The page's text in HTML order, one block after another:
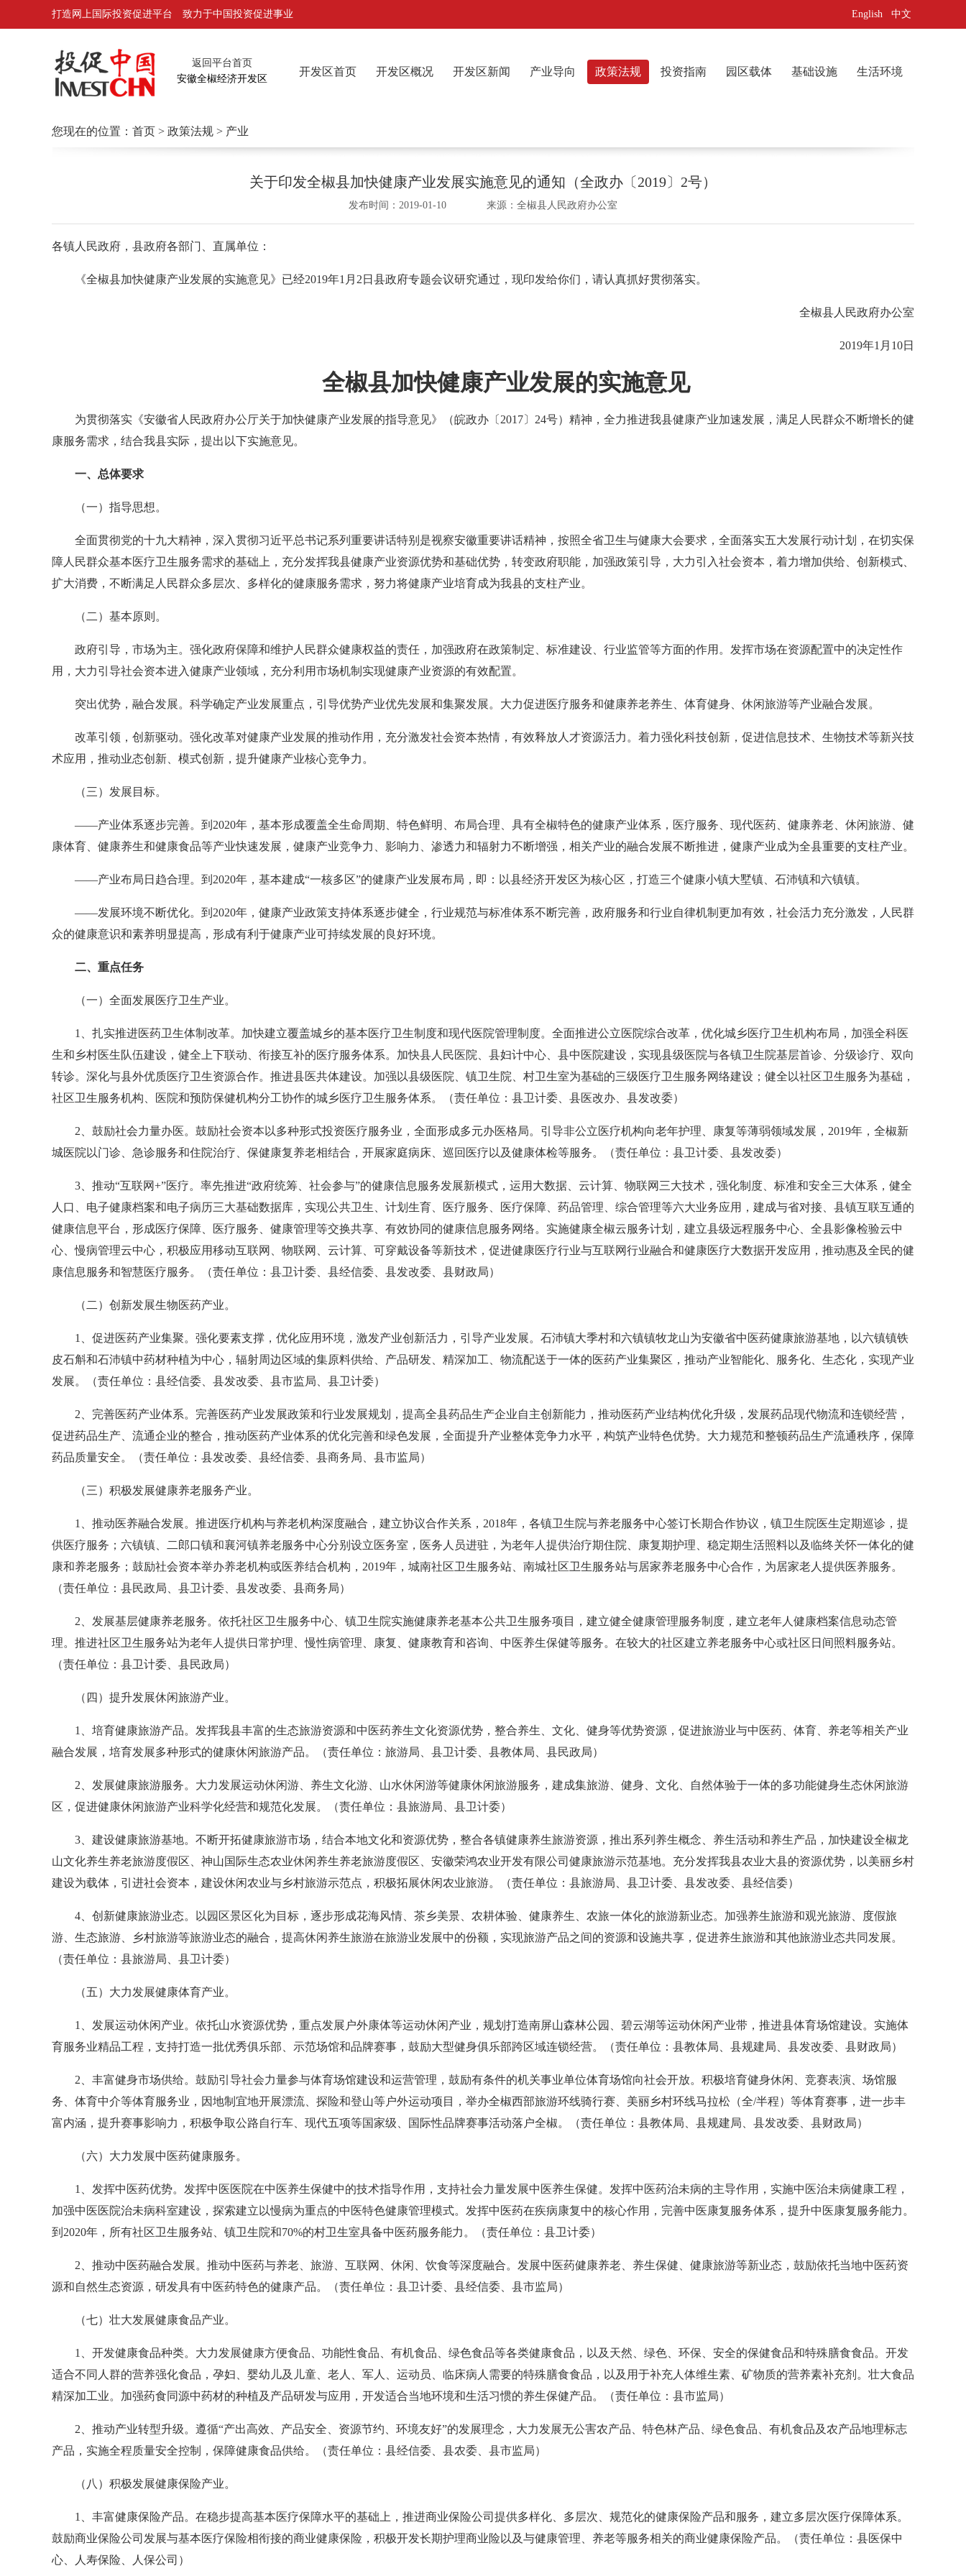
打造网上国际投资促进平台 致力于中国投资促进事业 English 中文
返回平台首页
安徽全椒经济开发区
开发区首页 开发区概况 开发区新闻 产业导向 政策法规 投资指南 园区载体 基础设施 生活环境
您现在的位置： 首页 > 政策法规 > 产业
关于印发全椒县加快健康产业发展实施意见的通知（全政办〔2019〕2号）
发布时间：2019-01-10 来源：全椒县人民政府办公室
各镇人民政府，县政府各部门、直属单位：
《全椒县加快健康产业发展的实施意见》已经2019年1月2日县政府专题会议研究通过，现印发给你们，请认真抓好贯彻落实。
全椒县人民政府办公室
2019年1月10日
全椒县加快健康产业发展的实施意见
为贯彻落实《安徽省人民政府办公厅关于加快健康产业发展的指导意见》（皖政办〔2017〕24号）精神，全力推进我县健康产业加速发展，满足人民群众不断增长的健
康服务需求，结合我县实际，提出以下实施意见。
一、总体要求
（一）指导思想。
全面贯彻党的十九大精神，深入贯彻习近平总书记系列重要讲话特别是视察安徽重要讲话精神，按照全省卫生与健康大会要求，全面落实五大发展行动计划，在切实保
障人民群众基本医疗卫生服务需求的基础上，充分发挥我县健康产业资源优势和基础优势，转变政府职能，加强政策引导，大力引入社会资本，着力增加供给、创新模式、
扩大消费，不断满足人民群众多层次、多样化的健康服务需求，努力将健康产业培育成为我县的支柱产业。
（二）基本原则。
政府引导，市场为主。强化政府保障和维护人民群众健康权益的责任，加强政府在政策制定、标准建设、行业监管等方面的作用。发挥市场在资源配置中的决定性作
用，大力引导社会资本进入健康产业领域，充分利用市场机制实现健康产业资源的有效配置。
突出优势，融合发展。科学确定产业发展重点，引导优势产业优先发展和集聚发展。大力促进医疗服务和健康养老养生、体育健身、休闲旅游等产业融合发展。
改革引领，创新驱动。强化改革对健康产业发展的推动作用，充分激发社会资本热情，有效释放人才资源活力。着力强化科技创新，促进信息技术、生物技术等新兴技
术应用，推动业态创新、模式创新，提升健康产业核心竞争力。
（三）发展目标。
——产业体系逐步完善。到2020年，基本形成覆盖全生命周期、特色鲜明、布局合理、具有全椒特色的健康产业体系，医疗服务、现代医药、健康养老、休闲旅游、健
康体育、健康养生和健康食品等产业快速发展，健康产业竞争力、影响力、渗透力和辐射力不断增强，相关产业的融合发展不断推进，健康产业成为全县重要的支柱产业。
——产业布局日趋合理。到2020年，基本建成“一核多区”的健康产业发展布局，即：以县经济开发区为核心区，打造三个健康小镇大墅镇、石沛镇和六镇镇。
——发展环境不断优化。到2020年，健康产业政策支持体系逐步健全，行业规范与标准体系不断完善，政府服务和行业自律机制更加有效，社会活力充分激发，人民群
众的健康意识和素养明显提高，形成有利于健康产业可持续发展的良好环境。
二、重点任务
（一）全面发展医疗卫生产业。
1、扎实推进医药卫生体制改革。加快建立覆盖城乡的基本医疗卫生制度和现代医院管理制度。全面推进公立医院综合改革，优化城乡医疗卫生机构布局，加强全科医
生和乡村医生队伍建设，健全上下联动、衔接互补的医疗服务体系。加快县人民医院、县妇计中心、县中医院建设，实现县级医院与各镇卫生院基层首诊、分级诊疗、双向
转诊。深化与县外优质医疗卫生资源合作。推进县医共体建设。加强以县级医院、镇卫生院、村卫生室为基础的三级医疗卫生服务网络建设；健全以社区卫生服务为基础，
社区卫生服务机构、医院和预防保健机构分工协作的城乡医疗卫生服务体系。（责任单位：县卫计委、县医改办、县发改委）
2、鼓励社会力量办医。鼓励社会资本以多种形式投资医疗服务业，全面形成多元办医格局。引导非公立医疗机构向老年护理、康复等薄弱领域发展，2019年，全椒新
城医院以门诊、急诊服务和住院治疗、保健康复养老相结合，开展家庭病床、巡回医疗以及健康体检等服务。（责任单位：县卫计委、县发改委）
3、推动“互联网+”医疗。率先推进“政府统筹、社会参与”的健康信息服务发展新模式，运用大数据、云计算、物联网三大技术，强化制度、标准和安全三大体系，健全
人口、电子健康档案和电子病历三大基础数据库，实现公共卫生、计划生育、医疗服务、医疗保障、药品管理、综合管理等六大业务应用，建成与省对接、县镇互联互通的
健康信息平台，形成医疗保障、医疗服务、健康管理等交换共享、有效协同的健康信息服务网络。实施健康全椒云服务计划，建立县级远程服务中心、全县影像检验云中
心、慢病管理云中心，积极应用移动互联网、物联网、云计算、可穿戴设备等新技术，促进健康医疗行业与互联网行业融合和健康医疗大数据开发应用，推动惠及全民的健
康信息服务和智慧医疗服务。（责任单位：县卫计委、县经信委、县发改委、县财政局）
（二）创新发展生物医药产业。
1、促进医药产业集聚。强化要素支撑，优化应用环境，激发产业创新活力，引导产业发展。石沛镇大季村和六镇镇牧龙山为安徽省中医药健康旅游基地，以六镇镇铁
皮石斛和石沛镇中药材种植为中心，辐射周边区域的集原料供给、产品研发、精深加工、物流配送于一体的医药产业集聚区，推动产业智能化、服务化、生态化，实现产业
发展。（责任单位：县经信委、县发改委、县市监局、县卫计委）
2、完善医药产业体系。完善医药产业发展政策和行业发展规划，提高全县药品生产企业自主创新能力，推动医药产业结构优化升级，发展药品现代物流和连锁经营，
促进药品生产、流通企业的整合，推动医药产业体系的优化完善和绿色发展，全面提升产业整体竞争力水平，构筑产业特色优势。大力规范和整顿药品生产流通秩序，保障
药品质量安全。（责任单位：县发改委、县经信委、县商务局、县市监局）
（三）积极发展健康养老服务产业。
1、推动医养融合发展。推进医疗机构与养老机构深度融合，建立协议合作关系，2018年，各镇卫生院与养老服务中心签订长期合作协议，镇卫生院医生定期巡诊，提
供医疗服务；六镇镇、二郎口镇和襄河镇养老服务中心分别设立医务室，医务人员进驻，为老年人提供治疗期住院、康复期护理、稳定期生活照料以及临终关怀一体化的健
康和养老服务；鼓励社会资本举办养老机构或医养结合机构，2019年，城南社区卫生服务站、南城社区卫生服务站与居家养老服务中心合作，为居家老人提供医养服务。
（责任单位：县民政局、县卫计委、县发改委、县商务局）
2、发展基层健康养老服务。依托社区卫生服务中心、镇卫生院实施健康养老基本公共卫生服务项目，建立健全健康管理服务制度，建立老年人健康档案信息动态管
理。推进社区卫生服务站为老年人提供日常护理、慢性病管理、康复、健康教育和咨询、中医养生保健等服务。在较大的社区建立养老服务中心或社区日间照料服务站。
（责任单位：县卫计委、县民政局）
（四）提升发展休闲旅游产业。
1、培育健康旅游产品。发挥我县丰富的生态旅游资源和中医药养生文化资源优势，整合养生、文化、健身等优势资源，促进旅游业与中医药、体育、养老等相关产业
融合发展，培育发展多种形式的健康休闲旅游产品。（责任单位：旅游局、县卫计委、县教体局、县民政局）
2、发展健康旅游服务。大力发展运动休闲游、养生文化游、山水休闲游等健康休闲旅游服务，建成集旅游、健身、文化、自然体验于一体的多功能健身生态休闲旅游
区，促进健康休闲旅游产业科学化经营和规范化发展。（责任单位：县旅游局、县卫计委）
3、建设健康旅游基地。不断开拓健康旅游市场，结合本地文化和资源优势，整合各镇健康养生旅游资源，推出系列养生概念、养生活动和养生产品，加快建设全椒龙
山文化养生养老旅游度假区、神山国际生态农业休闲养生养老旅游度假区、安徽荣鸿农业开发有限公司健康旅游示范基地。充分发挥我县农业大县的资源优势，以美丽乡村
建设为载体，引进社会资本，建设休闲农业与乡村旅游示范点，积极拓展休闲农业旅游。（责任单位：县旅游局、县卫计委、县发改委、县经信委）
4、创新健康旅游业态。以园区景区化为目标，逐步形成花海风情、茶乡美景、农耕体验、健康养生、农旅一体化的旅游新业态。加强养生旅游和观光旅游、度假旅
游、生态旅游、乡村旅游等旅游业态的融合，提高休闲养生旅游在旅游业发展中的份额，实现旅游产品之间的资源和设施共享，促进养生旅游和其他旅游业态共同发展。
（责任单位：县旅游局、县卫计委）
（五）大力发展健康体育产业。
1、发展运动休闲产业。依托山水资源优势，重点发展户外康体等运动休闲产业，规划打造南屏山森林公园、碧云湖等运动休闲产业带，推进县体育场馆建设。实施体
育服务业精品工程，支持打造一批优秀俱乐部、示范场馆和品牌赛事，鼓励大型健身俱乐部跨区域连锁经营。（责任单位：县教体局、县规建局、县发改委、县财政局）
2、丰富健身市场供给。鼓励引导社会力量参与体育场馆建设和运营管理，鼓励有条件的机关事业单位体育场馆向社会开放。积极培育健身休闲、竞赛表演、场馆服
务、体育中介等体育服务业，因地制宜地开展漂流、探险和登山等户外运动项目，举办全椒西部旅游环线骑行赛、美丽乡村环线马拉松（全/半程）等体育赛事，进一步丰
富内涵，提升赛事影响力，积极争取公路自行车、现代五项等国家级、国际性品牌赛事活动落户全椒。（责任单位：县教体局、县规建局、县发改委、县财政局）
（六）大力发展中医药健康服务。
1、发挥中医药优势。发挥中医医院在中医养生保健中的技术指导作用，支持社会力量发展中医养生保健。发挥中医药治未病的主导作用，实施中医治未病健康工程，
加强中医医院治未病科室建设，探索建立以慢病为重点的中医特色健康管理模式。发挥中医药在疾病康复中的核心作用，完善中医康复服务体系，提升中医康复服务能力。
到2020年，所有社区卫生服务站、镇卫生院和70%的村卫生室具备中医药服务能力。（责任单位：县卫计委）
2、推动中医药融合发展。推动中医药与养老、旅游、互联网、休闲、饮食等深度融合。发展中医药健康养老、养生保健、健康旅游等新业态，鼓励依托当地中医药资
源和自然生态资源，研发具有中医药特色的健康产品。（责任单位：县卫计委、县经信委、县市监局）
（七）壮大发展健康食品产业。
1、开发健康食品种类。大力发展健康方便食品、功能性食品、有机食品、绿色食品等各类健康食品，以及天然、绿色、环保、安全的保健食品和特殊膳食食品。开发
适合不同人群的营养强化食品，孕妇、婴幼儿及儿童、老人、军人、运动员、临床病人需要的特殊膳食食品，以及用于补充人体维生素、矿物质的营养素补充剂。壮大食品
精深加工业。加强药食同源中药材的种植及产品研发与应用，开发适合当地环境和生活习惯的养生保健产品。（责任单位：县市监局）
2、推动产业转型升级。遵循“产出高效、产品安全、资源节约、环境友好”的发展理念，大力发展无公害农产品、特色林产品、绿色食品、有机食品及农产品地理标志
产品，实施全程质量安全控制，保障健康食品供给。（责任单位：县经信委、县农委、县市监局）
（八）积极发展健康保险产业。
1、丰富健康保险产品。在稳步提高基本医疗保障水平的基础上，推进商业保险公司提供多样化、多层次、规范化的健康保险产品和服务，建立多层次医疗保障体系。
鼓励商业保险公司发展与基本医疗保险相衔接的商业健康保险，积极开发长期护理商业险以及与健康管理、养老等服务相关的商业健康保险产品。（责任单位：县医保中
心、人寿保险、人保公司）